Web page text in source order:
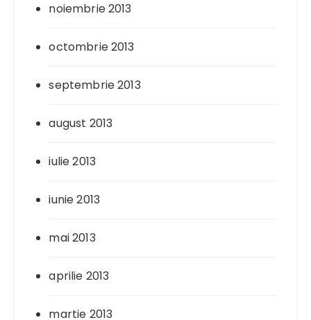
noiembrie 2013
octombrie 2013
septembrie 2013
august 2013
iulie 2013
iunie 2013
mai 2013
aprilie 2013
martie 2013